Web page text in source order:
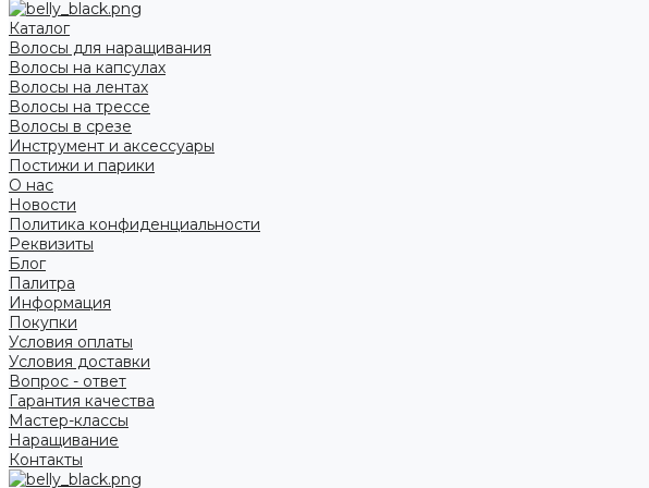
Каталог
Волосы для наращивания
Волосы на капсулах
Волосы на лентах
Волосы на трессе
Волосы в срезе
Инструмент и аксессуары
Постижи и парики
О нас
Новости
Политика конфиденциальности
Реквизиты
Блог
Палитра
Информация
Покупки
Условия оплаты
Условия доставки
Вопрос - ответ
Гарантия качества
Мастер-классы
Наращивание
Контакты